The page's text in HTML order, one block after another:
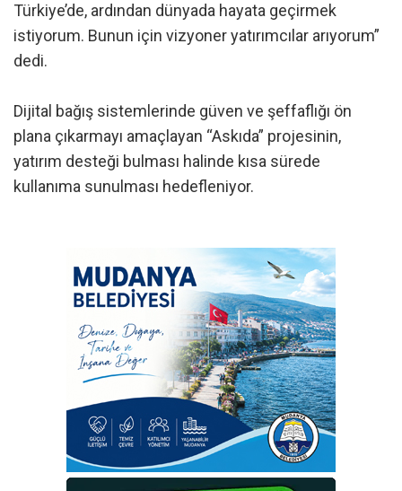
Türkiye’de, ardından dünyada hayata geçirmek
istiyorum. Bunun için vizyoner yatırımcılar arıyorum”
dedi.
Dijital bağış sistemlerinde güven ve şeffaflığı ön
plana çıkarmayı amaçlayan “Askıda” projesinin,
yatırım desteği bulması halinde kısa sürede
kullanıma sunulması hedefleniyor.